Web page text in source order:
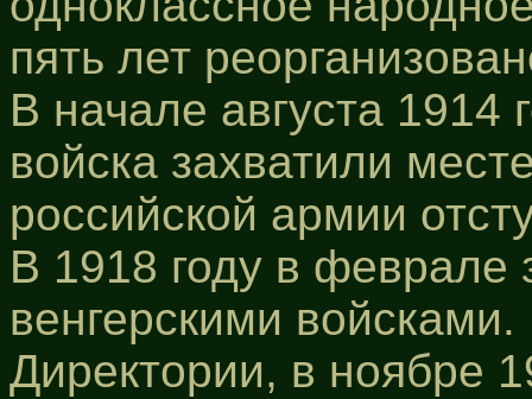
пять лет
В начале августа 1914
войска захватили
российской армии
В 1918 году в феврале
венгерскими
Директории, в ноябре